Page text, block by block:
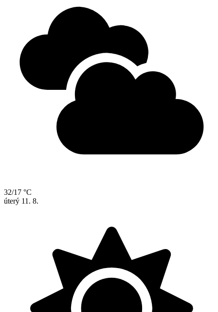
32/17 °C
úterý 11. 8.